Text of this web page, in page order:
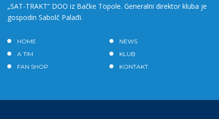
„SAT-TRAKT” DOO iz Bačke Topole. Generalni direktor kluba je
gospodin Sabolč Palađi.
HOME
NEWS
A TIM
KLUB
FAN SHOP
KONTAKT